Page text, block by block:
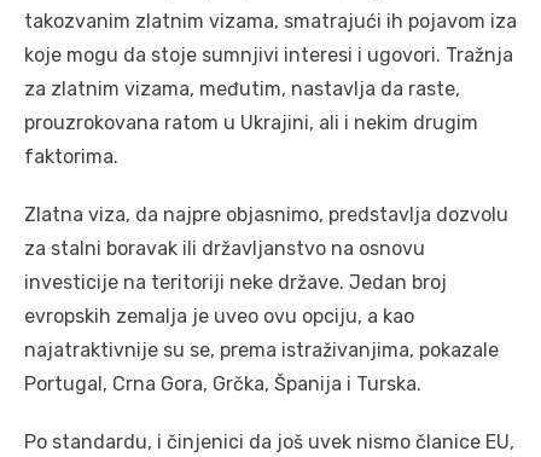
takozvanim zlatnim vizama, smatrajući ih pojavom iza
koje mogu da stoje sumnjivi interesi i ugovori. Tražnja
za zlatnim vizama, međutim, nastavlja da raste,
prouzrokovana ratom u Ukrajini, ali i nekim drugim
faktorima.
Zlatna viza, da najpre objasnimo, predstavlja dozvolu
za stalni boravak ili državljanstvo na osnovu
investicije na teritoriji neke države. Jedan broj
evropskih zemalja je uveo ovu opciju, a kao
najatraktivnije su se, prema istraživanjima, pokazale
Portugal, Crna Gora, Grčka, Španija i Turska.
Po standardu, i činjenici da još uvek nismo članice EU,